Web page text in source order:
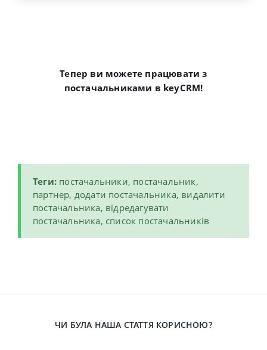
Тепер ви можете працювати з
постачальниками в keyCRM!
Теги: постачальники, постачальник,
партнер, додати постачальника, видалити
постачальника, відредагувати
постачальника, список постачальників
ЧИ БУЛА НАША СТАТТЯ КОРИСНОЮ?